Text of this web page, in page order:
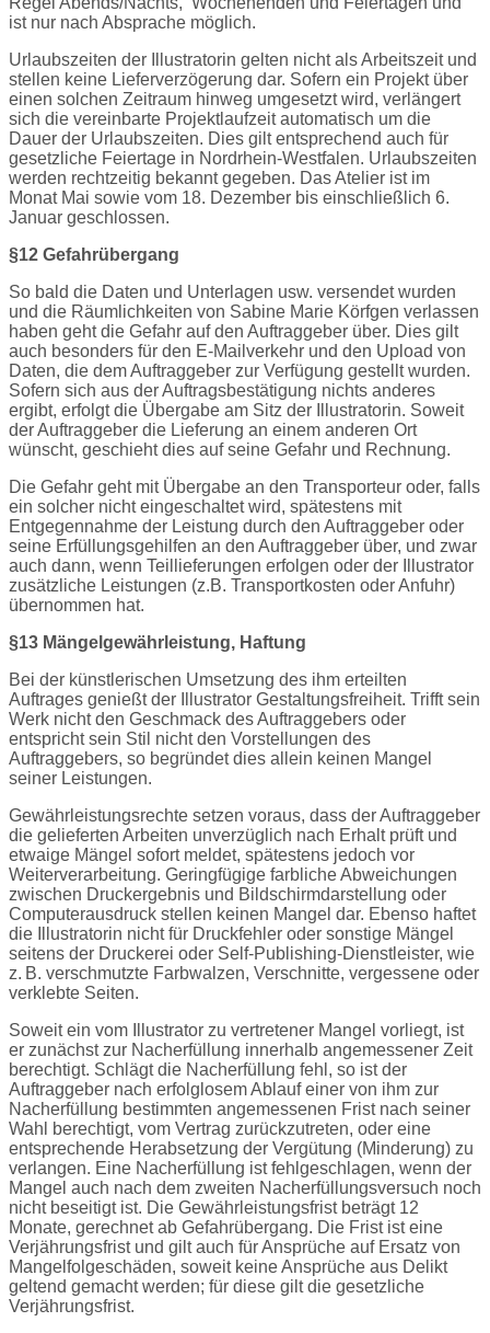
ist nur nach Absprache möglich.
Urlaubszeiten der Illustratorin gelten nicht als Arbeitszeit und
stellen keine Lieferverzögerung dar. Sofern ein Projekt über
einen solchen Zeitraum hinweg umgesetzt wird, verlängert
sich die vereinbarte Projektlaufzeit automatisch um die
Dauer der Urlaubszeiten. Dies gilt entsprechend auch für
gesetzliche Feiertage in Nordrhein-Westfalen. Urlaubszeiten
werden rechtzeitig bekannt gegeben. Das Atelier ist im
Monat Mai sowie vom 18. Dezember bis einschließlich 6.
Januar geschlossen.
§12 Gefahrübergang
So bald die Daten und Unterlagen usw. versendet wurden
und die Räumlichkeiten von Sabine Marie Körfgen verlassen
haben geht die Gefahr auf den Auftraggeber über. Dies gilt
auch besonders für den E-Mailverkehr und den Upload von
Daten, die dem Auftraggeber zur Verfügung gestellt wurden.
Sofern sich aus der Auftragsbestätigung nichts anderes
ergibt, erfolgt die Übergabe am Sitz der Illustratorin. Soweit
der Auftraggeber die Lieferung an einem anderen Ort
wünscht, geschieht dies auf seine Gefahr und Rechnung.
Die Gefahr geht mit Übergabe an den Transporteur oder, falls
ein solcher nicht eingeschaltet wird, spätestens mit
Entgegennahme der Leistung durch den Auftraggeber oder
seine Erfüllungsgehilfen an den Auftraggeber über, und zwar
auch dann, wenn Teillieferungen erfolgen oder der Illustrator
zusätzliche Leistungen (z.B. Transportkosten oder Anfuhr)
übernommen hat.
§13 Mängelgewährleistung, Haftung
Bei der künstlerischen Umsetzung des ihm erteilten
Auftrages genießt der Illustrator Gestaltungsfreiheit. Trifft sein
Werk nicht den Geschmack des Auftraggebers oder
entspricht sein Stil nicht den Vorstellungen des
Auftraggebers, so begründet dies allein keinen Mangel
seiner Leistungen.
Gewährleistungsrechte setzen voraus, dass der Auftraggeber
die gelieferten Arbeiten unverzüglich nach Erhalt prüft und
etwaige Mängel sofort meldet, spätestens jedoch vor
Weiterverarbeitung. Geringfügige farbliche Abweichungen
zwischen Druckergebnis und Bildschirmdarstellung oder
Computerausdruck stellen keinen Mangel dar. Ebenso haftet
die Illustratorin nicht für Druckfehler oder sonstige Mängel
seitens der Druckerei oder Self-Publishing-Dienstleister, wie
z. B. verschmutzte Farbwalzen, Verschnitte, vergessene oder
verklebte Seiten.
Soweit ein vom Illustrator zu vertretener Mangel vorliegt, ist
er zunächst zur Nacherfüllung innerhalb angemessener Zeit
berechtigt. Schlägt die Nacherfüllung fehl, so ist der
Auftraggeber nach erfolglosem Ablauf einer von ihm zur
Nacherfüllung bestimmten angemessenen Frist nach seiner
Wahl berechtigt, vom Vertrag zurückzutreten, oder eine
entsprechende Herabsetzung der Vergütung (Minderung) zu
verlangen. Eine Nacherfüllung ist fehlgeschlagen, wenn der
Mangel auch nach dem zweiten Nacherfüllungsversuch noch
nicht beseitigt ist. Die Gewährleistungsfrist beträgt 12
Monate, gerechnet ab Gefahrübergang. Die Frist ist eine
Verjährungsfrist und gilt auch für Ansprüche auf Ersatz von
Mangelfolgeschäden, soweit keine Ansprüche aus Delikt
geltend gemacht werden; für diese gilt die gesetzliche
Verjährungsfrist.